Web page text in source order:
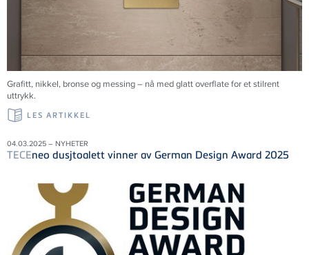
Grafitt, nikkel, bronse og messing – nå med glatt overflate for et stilrent
uttrykk.
LES ARTIKKEL
04.03.2025 – NYHETER
TECEneo dusjtoalett vinner av German Design Award 2025